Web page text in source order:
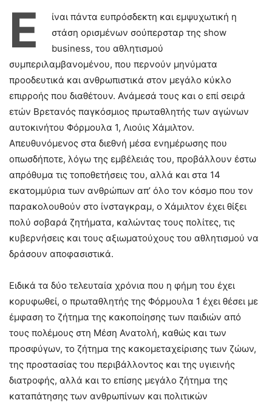
Ε
ίναι πάντα ευπρόσδεκτη και εμψυχωτική η
στάση ορισμένων σούπερσταρ της show
business, του αθλητισμού
συμπεριλαμβανομένου, που περνούν μηνύματα
προοδευτικά και ανθρωπιστικά στον μεγάλο κύκλο
επιρροής που διαθέτουν. Ανάμεσά τους και ο επί σειρά
ετών Βρετανός παγκόσμιος πρωταθλητής των αγώνων
αυτοκινήτου Φόρμουλα 1, Λιούις Χάμιλτον.
Απευθυνόμενος στα διεθνή μέσα ενημέρωσης που
οπωσδήποτε, λόγω της εμβέλειάς του, προβάλλουν έστω
απρόθυμα τις τοποθετήσεις του, αλλά και στα 14
εκατομμύρια των ανθρώπων απ’ όλο τον κόσμο που τον
παρακολουθούν στο ίνσταγκραμ, ο Χάμιλτον έχει θίξει
πολύ σοβαρά ζητήματα, καλώντας τους πολίτες, τις
κυβερνήσεις και τους αξιωματούχους του αθλητισμού να
δράσουν αποφασιστικά.
Ειδικά τα δύο τελευταία χρόνια που η φήμη του έχει
κορυφωθεί, ο πρωταθλητής της Φόρμουλα 1 έχει θέσει με
έμφαση το ζήτημα της κακοποίησης των παιδιών από
τους πολέμους στη Μέση Ανατολή, καθώς και των
προσφύγων, το ζήτημα της κακομεταχείρισης των ζώων,
της προστασίας του περιβάλλοντος και της υγιεινής
διατροφής, αλλά και το επίσης μεγάλο ζήτημα της
καταπάτησης των ανθρωπίνων και πολιτικών